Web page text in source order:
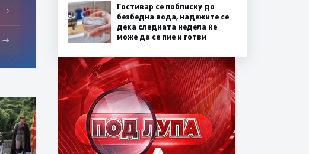
→
→
Гостивар се поблиску до
безбедна вода, надежите се
дека следната недела ќе
може да се пие и готви